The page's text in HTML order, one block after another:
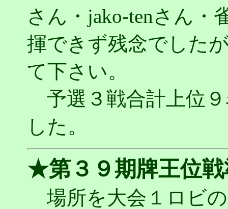
さん・jako-tenさん・
揮できず残念でした
て下さい。
予選３戦合計上位
した。
★第３９期牌王位戦
場所を大会１ロビ